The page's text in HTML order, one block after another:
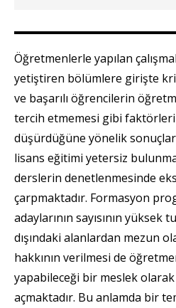
Öğretmenlerle yapılan
yetiştiren bölümlere girişte
ve başarılı öğrencilerin
tercih etmemesi gibi faktörlerin
düşürdüğüne yönelik sonuçlar
lisans eğitimi yetersiz
derslerin denetlenmesinde
çarpmaktadır. Formasyon
adaylarının sayısının
dışındaki alanlardan mezun
hakkının verilmesi de
yapabileceği bir meslek
açmaktadır. Bu anlamda bir